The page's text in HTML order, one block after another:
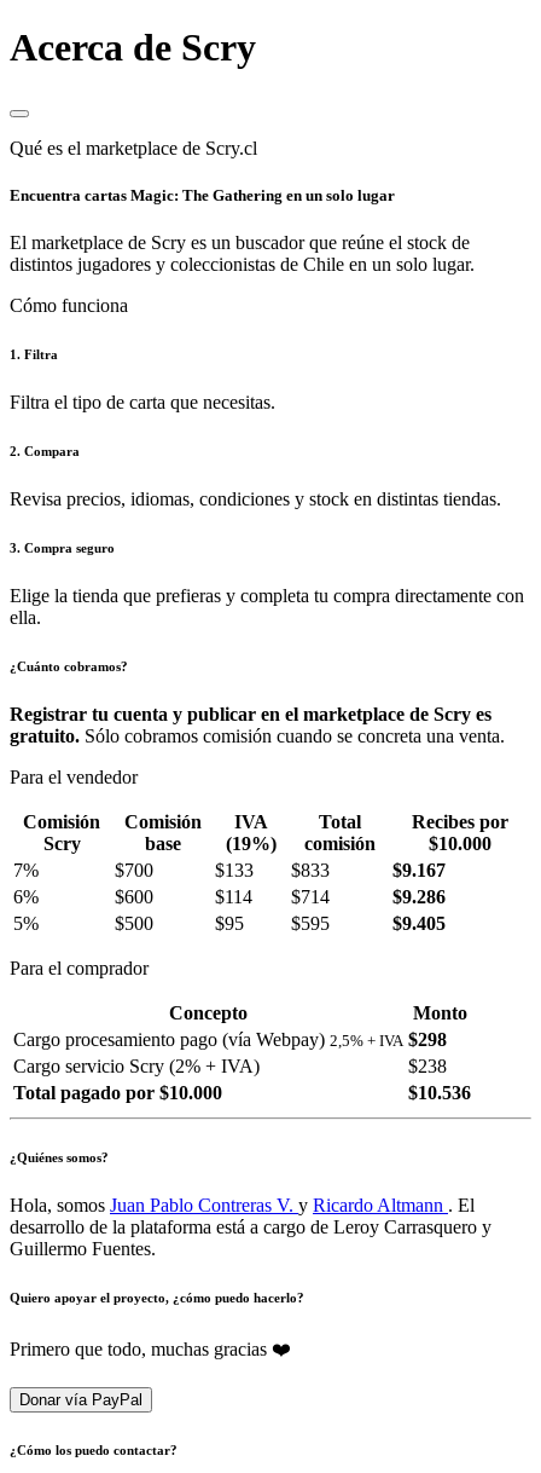
Acerca de Scry
Qué es el marketplace de Scry.cl
Encuentra cartas Magic: The Gathering en un solo lugar
El marketplace de Scry es un buscador que reúne el stock de
distintos jugadores y coleccionistas de Chile en un solo lugar.
Cómo funciona
1. Filtra
Filtra el tipo de carta que necesitas.
2. Compara
Revisa precios, idiomas, condiciones y stock en distintas tiendas.
3. Compra seguro
Elige la tienda que prefieras y completa tu compra directamente con
ella.
¿Cuánto cobramos?
Registrar tu cuenta y publicar en el marketplace de Scry es
gratuito. Sólo cobramos comisión cuando se concreta una venta.
Para el vendedor
Comisión
Scry
Comisión
base
IVA
(19%)
Total
comisión
Recibes por
$10.000
7%
$700 $133 $833
$9.167
6%
$600 $114 $714
$9.286
5%
$500 $95 $595 $9.405
Para el comprador
Concepto
Monto
Cargo procesamiento pago (vía Webpay) 2,5% + IVA $298
Cargo servicio Scry (2% + IVA)
$238
Total pagado por $10.000
$10.536
¿Quiénes somos?
Hola, somos Juan Pablo Contreras V. y Ricardo Altmann . El
desarrollo de la plataforma está a cargo de Leroy Carrasquero y
Guillermo Fuentes.
Quiero apoyar el proyecto, ¿cómo puedo hacerlo?
Primero que todo, muchas gracias ❤️
Donar vía PayPal
¿Cómo los puedo contactar?